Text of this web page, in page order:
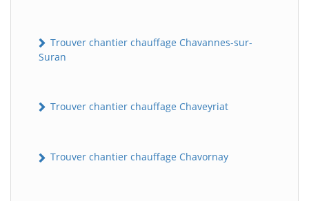
Trouver chantier chauffage Chavannes-sur-
Suran
Trouver chantier chauffage Chaveyriat
Trouver chantier chauffage Chavornay